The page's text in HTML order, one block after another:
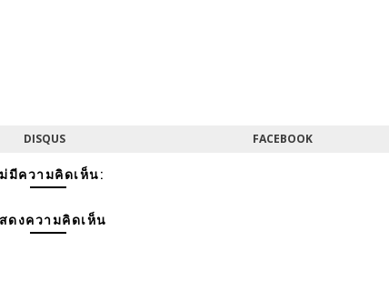
DISQUS FACEBOOK
มีความคิดเห็น:
ดงความคิดเห็น